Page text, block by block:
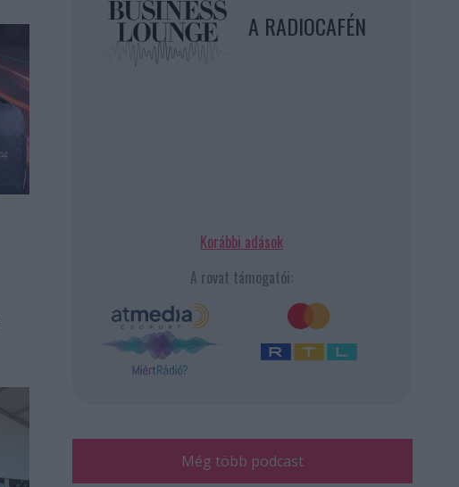
A RADIOCAFÉN
Korábbi adások
A rovat támogatói:
Még több podcast